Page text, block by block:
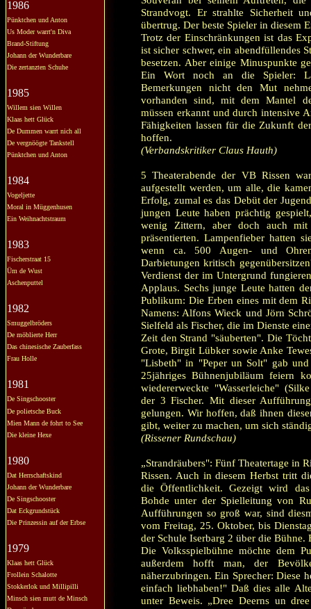
1986
Pünktchen und Anton
Us Moder warrt'n Diva
Brand-Stiftung
Johann der Wunderbare
Die zertanzten Schuhe
1985
Willem sien Willen
Klaas hett Glück
De Dummen warrt nich all
De vergnöögte Tankstell
Pünktchen und Anton
1984
Vogeljette
Moral in Müggenhusen
Ein Weihnachtstraum
1983
Fischerstraat 15
Üm de Wust
Aschenputtel
1982
Smuggelbröders
De möblierte Herr
Das chinesische Zauberfass
Frau Holle
1981
De Singschooster
De polietsche Buck
Mien Mann de fohrt to See
Die kleine Hexe
1980
Dat Herrschaftskind
Johann der Wunderbare
De Singschooster
Dat Eckgrundstück
Die Prinzessin auf der Erbse
1979
Klaas hett Glück
Frollein Schalotte
Stokkerlok und Millipilli
Minsch sien mutt de Minsch
Strandvogt. Er strahlte Sicherheit
übertrug. Der beste Spieler in diesem
Trotz der Einschränkungen ist das
ist sicher schwer, ein abendfüllendes
besetzen. Aber einige Minuspunkte
Ein Wort noch an die Spieler:
Bemerkungen nicht den Mut
vorhanden sind, mit dem Mantel
müssen erkannt und durch intensive
Fähigkeiten lassen für die Zukunft
hoffen.
(Verbandskritiker Claus Hauth)
5 Theaterabende der VB Rissen
aufgestellt werden, um alle, die
Erfolg, zumal es das Debüt der
jungen Leute haben prächtig
wenig Zittern, aber doch auch mit
präsentierten. Lampenfieber hatten
wenn ca. 500 Augen- und
Darbietungen kritisch
Verdienst der im Untergrund
Applaus. Sechs junge Leute hatten
Publikum: Die Erben eines mit dem
Namens: Alfons Wieck und Jörn
Sielfeld als Fischer, die im Dienste
Zeit den Strand "säuberten". Die
Grote, Birgit Lübker sowie Anke
"Lisbeth" in "Peper un Solt" gab
25jähriges Bühnenjubiläum feiern
wiedererweckte "Wasserleiche"
der 3 Fischer. Mit dieser
gelungen. Wir hoffen, daß ihnen
gibt, weiter zu machen, um sich
(Rissener Rundschau)
„Strandräubers": Fünf Theatertage in
Rissen. Auch in diesem Herbst tritt
die Öffentlichkeit. Gezeigt wird
Bohde unter der Spielleitung von
Aufführungen so groß war, sind
vom Freitag, 25. Oktober, bis
der Schule Iserbarg 2 über die
Die Volksspielbühne möchte dem
außerdem hofft man, der
näherzubringen. Ein Sprecher: Diese
einfach liebhaben!" Daß dies alle
unter Beweis. „Dree Deerns un